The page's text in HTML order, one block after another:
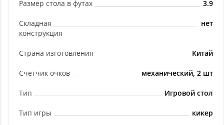
Размер стола в футах 3.9
Складная
конструкция
нет
Страна изготовления Китай
Счетчик очков механический, 2 шт
Тип Игровой стол
Тип игры кикер